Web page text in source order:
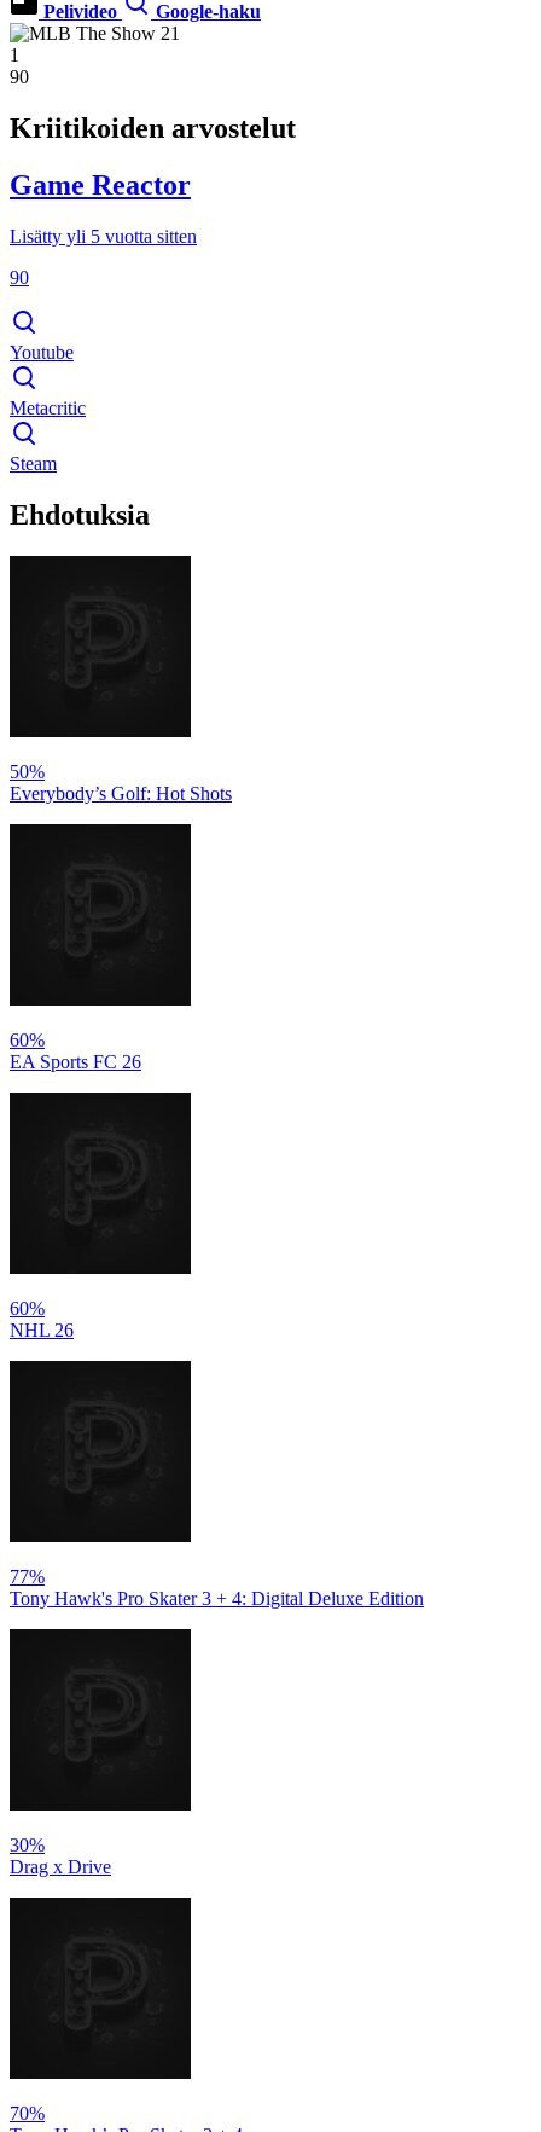
Pelivideo Google-haku
1
90
Kriitikoiden arvostelut
Game Reactor
Lisätty yli 5 vuotta sitten
90
Youtube
Metacritic
Steam
Ehdotuksia
50%
Everybody’s Golf: Hot Shots
60%
EA Sports FC 26
60%
NHL 26
77%
Tony Hawk's Pro Skater 3 + 4: Digital Deluxe Edition
30%
Drag x Drive
70%